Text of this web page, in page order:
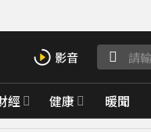
經 健康 暖聞